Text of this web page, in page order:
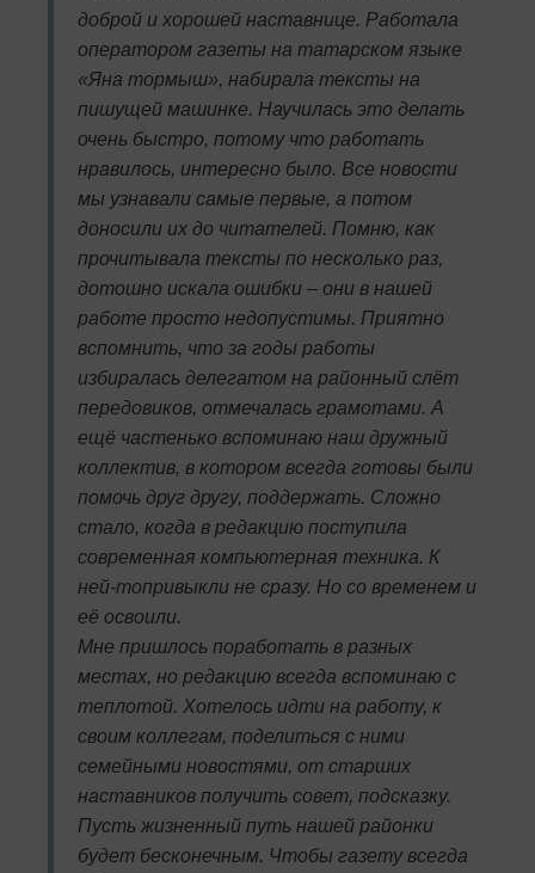
доброй и хорошей наставнице. Работала
оператором газеты на татарском языке
«Яна тормыш», набирала тексты на
пишущей машинке. Научилась это делать
очень быстро, потому что работать
нравилось, интересно было. Все новости
мы узнавали самые первые, а потом
доносили их до читателей. Помню, как
прочитывала тексты по несколько раз,
дотошно искала ошибки – они в нашей
работе просто недопустимы. Приятно
вспомнить, что за годы работы
избиралась делегатом на районный слёт
передовиков, отмечалась грамотами. А
ещё частенько вспоминаю наш дружный
коллектив, в котором всегда готовы были
помочь друг другу, поддержать. Сложно
стало, когда в редакцию поступила
современная компьютерная техника. К
ней-топривыкли не сразу. Но со временем и
её освоили.
Мне пришлось поработать в разных
местах, но редакцию всегда вспоминаю с
теплотой. Хотелось идти на работу, к
своим коллегам, поделиться с ними
семейными новостями, от старших
наставников получить совет, подсказку.
Пусть жизненный путь нашей районки
будет бесконечным. Чтобы газету всегда